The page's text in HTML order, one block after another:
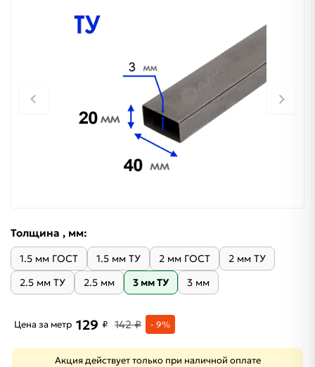
Толщина , мм:
1.5 мм ГОСТ 1.5 мм ТУ 2 мм ГОСТ
2 мм ТУ
2.5 мм ТУ
2.5 мм 3 мм ТУ 3 мм
Цена за метр 129 ₽ 142 ₽ - 9%
Акция действует только при наличной оплате